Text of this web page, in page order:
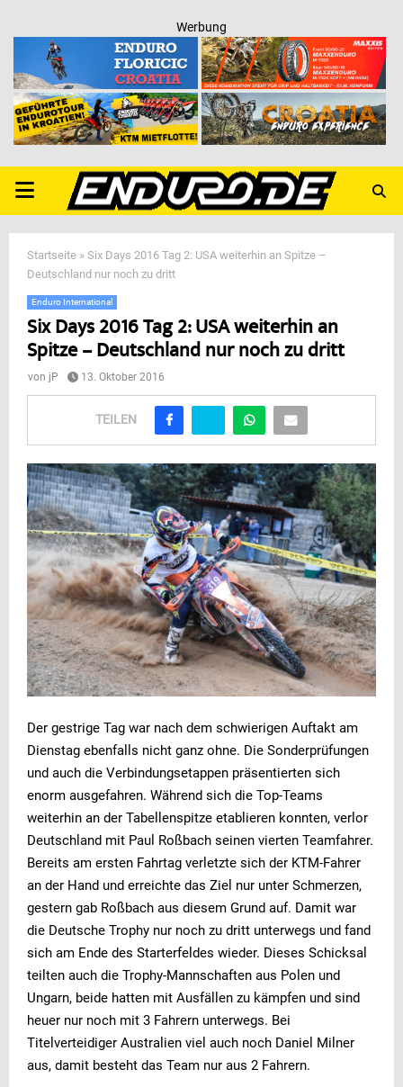
Werbung
PRIMARY
MENU
Startseite » Six Days 2016 Tag 2: USA weiterhin an Spitze –
Deutschland nur noch zu dritt
Enduro International
Six Days 2016 Tag 2: USA weiterhin an
Spitze – Deutschland nur noch zu dritt
von jP 13. Oktober 2016
TEILEN
Der gestrige Tag war nach dem schwierigen Auftakt am
Dienstag ebenfalls nicht ganz ohne. Die Sonderprüfungen
und auch die Verbindungsetappen präsentierten sich
enorm ausgefahren. Während sich die Top-Teams
weiterhin an der Tabellenspitze etablieren konnten, verlor
Deutschland mit Paul Roßbach seinen vierten Teamfahrer.
Bereits am ersten Fahrtag verletzte sich der KTM-Fahrer
an der Hand und erreichte das Ziel nur unter Schmerzen,
gestern gab Roßbach aus diesem Grund auf. Damit war
die Deutsche Trophy nur noch zu dritt unterwegs und fand
sich am Ende des Starterfeldes wieder. Dieses Schicksal
teilten auch die Trophy-Mannschaften aus Polen und
Ungarn, beide hatten mit Ausfällen zu kämpfen und sind
heuer nur noch mit 3 Fahrern unterwegs. Bei
Titelverteidiger Australien viel auch noch Daniel Milner
aus, damit besteht das Team nur aus 2 Fahrern.